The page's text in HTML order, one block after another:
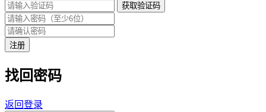
获取验证码
注册
找回密码
返回登录